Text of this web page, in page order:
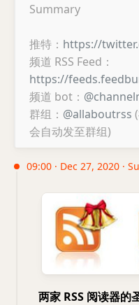
Summary
推特： https://
频道 RSS Feed：
https://
频道 bot：
群组： @allaboutrss
会自动发至群组)
09:00 · Dec 27, 2020 ·
两家 RSS 阅读器的